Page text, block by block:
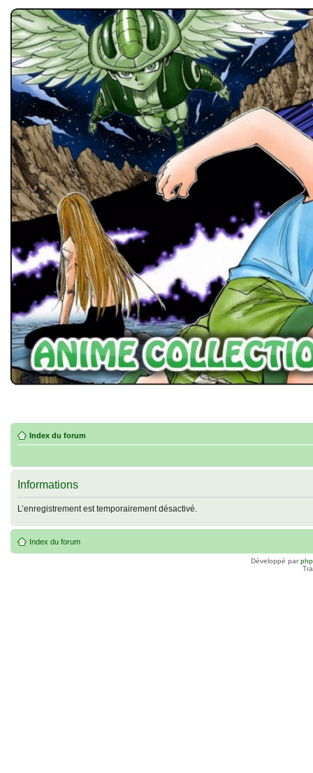
Index du forum
Informations
L’enregistrement est temporairement désactivé.
Index du forum
Développé par